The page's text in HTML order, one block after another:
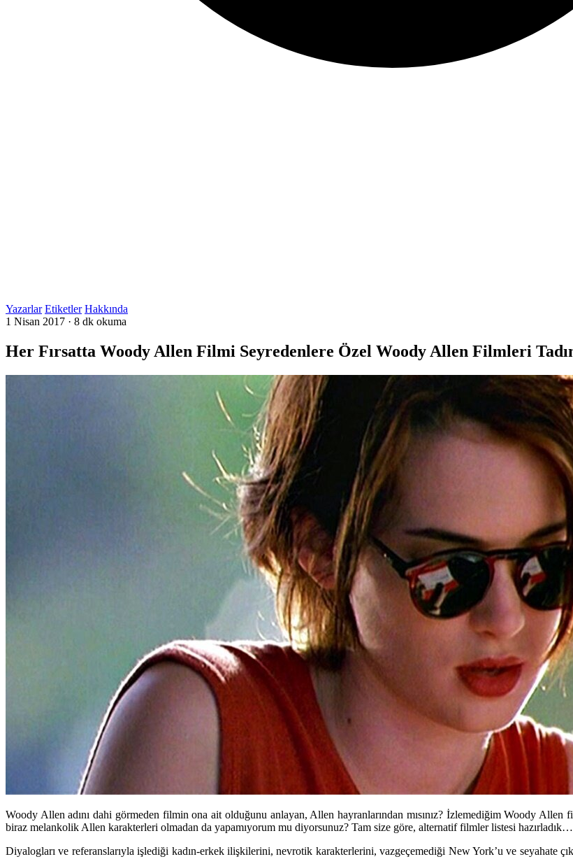
Yazarlar Etiketler Hakkında
1 Nisan 2017 · 8 dk okuma
Her Fırsatta Woody Allen Filmi Seyredenlere Özel Woody Allen Filmleri
Woody Allen adını dahi görmeden filmin ona ait olduğunu anlayan, Allen hayranlarından mısınız? İzlemediğim Woody
biraz melankolik Allen karakterleri olmadan da yapamıyorum mu diyorsunuz? Tam size göre, alternatif filmler listesi hazırladık…
Diyalogları ve referanslarıyla işlediği kadın-erkek ilişkilerini, nevrotik karakterlerini, vazgeçemediği New York’u ve seyahate